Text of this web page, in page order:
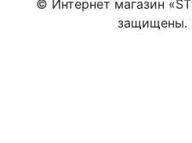
© Интернет магазин
защищены.